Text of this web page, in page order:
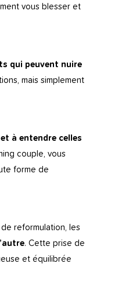
vous blesser et
qui peuvent nuire
mais simplement
à entendre celles
couple, vous
forme de
reformulation, les
. Cette prise de
et équilibrée